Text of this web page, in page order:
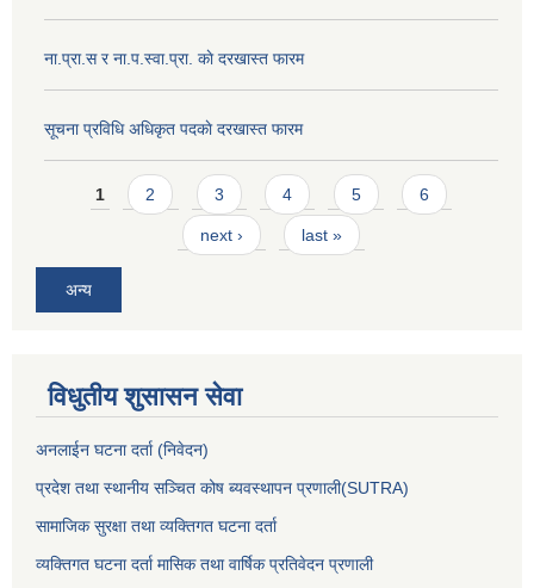
ना‍.प्रा.स र ना.प.स्वा.प्रा. काे दरखास्त फारम
सूचना प्रविधि अधिकृत पदकाे दरखास्त फारम
Pages
1 2 3 4 5 6
next › last »
अन्य
विधुतीय शुसासन सेवा
अनलाईन घटना दर्ता (निवेदन)
प्रदेश तथा स्थानीय सञ्चित कोष ब्यवस्थापन प्रणाली(SUTRA)
सामाजिक सुरक्षा तथा व्यक्तिगत घटना दर्ता
व्यक्तिगत घटना दर्ता मासिक तथा वार्षिक प्रतिवेदन प्रणाली